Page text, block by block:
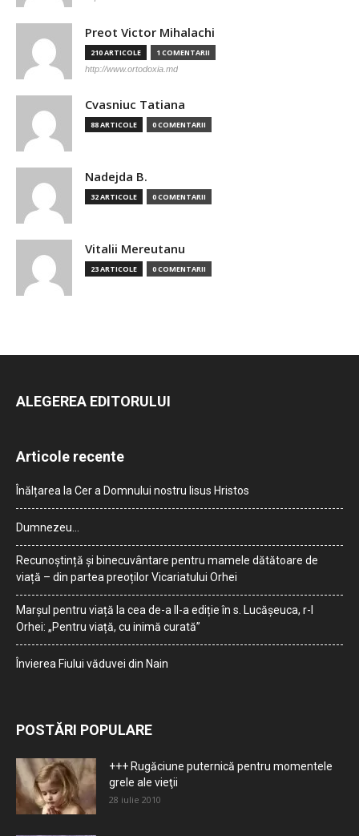
Preot Victor Mihalachi
210 ARTICOLE 1 COMENTARII
http://www.ortodoxia.md
Cvasniuc Tatiana
88 ARTICOLE 0 COMENTARII
Nadejda B.
32 ARTICOLE 0 COMENTARII
Vitalii Mereutanu
23 ARTICOLE 0 COMENTARII
ALEGEREA EDITORULUI
Articole recente
Înălțarea la Cer a Domnului nostru Iisus Hristos
Dumnezeu…
Recunoștință și binecuvântare pentru mamele dătătoare de
viață – din partea preoților Vicariatului Orhei
Marșul pentru viață la cea de-a II-a ediție în s. Lucășeuca, r-l
Orhei: „Pentru viață, cu inimă curată”
Învierea Fiului văduvei din Nain
POSTĂRI POPULARE
+++ Rugăciune puternică pentru momentele
grele ale vieţii
28 iulie 2010